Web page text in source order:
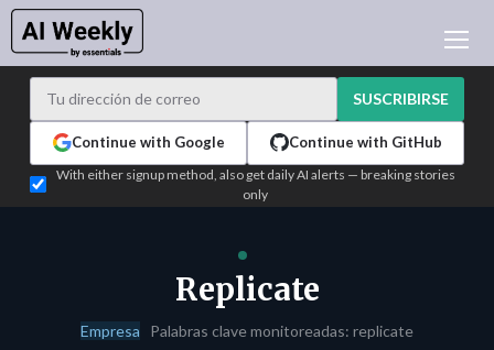
APRENDER IA
TEST EDITION BUILDER
INICIAR SESIÓN
SUSCRIBIRSE
Continue with Google Continue with GitHub
With either signup method, also get daily AI alerts — breaking stories
only
Replicate
Empresa Palabras clave monitoreadas: replicate